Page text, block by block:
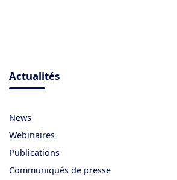
Actualités
News
Webinaires
Publications
Communiqués de presse